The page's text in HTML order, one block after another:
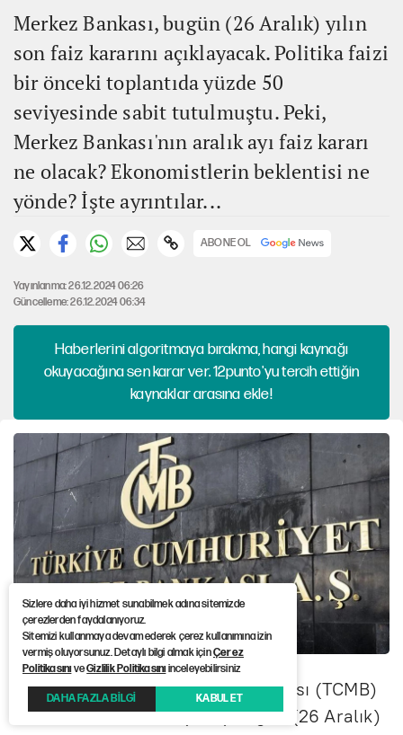
Merkez Bankası, bugün (26 Aralık) yılın
son faiz kararını açıklayacak. Politika faizi
bir önceki toplantıda yüzde 50
seviyesinde sabit tutulmuştu. Peki,
Merkez Bankası'nın aralık ayı faiz kararı
ne olacak? Ekonomistlerin beklentisi ne
yönde? İşte ayrıntılar...
ABONE OL
Yayınlanma: 26.12.2024 06:26
Güncelleme: 26.12.2024 06:34
Haberlerini algoritmaya bırakma, hangi kaynağı
okuyacağına sen karar ver. 12punto'yu tercih ettiğin
kaynaklar arasına ekle!
Türkiye Cumhuriyet Merkez Bankası (TCMB)
Para Politika Kurulu (PPK) bugün (26 Aralık)
Sizlere daha iyi hizmet sunabilmek adına sitemizde
çerezlerden faydalanıyoruz.
Sitemizi kullanmaya devam ederek çerez kullanımına izin
vermiş oluyorsunuz. Detaylı bilgi almak içinÇerez
PolitikasınıveGizlilik Politikasınıinceleyebilirsiniz
DAHA FAZLA BİLGİ KABUL ET